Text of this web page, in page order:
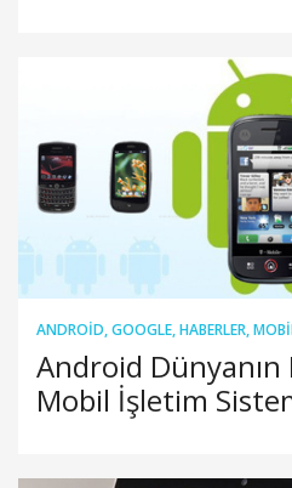
ANDROID,GOOGLE,HABERLER,
Android Dünyanın
Mobil İşletim